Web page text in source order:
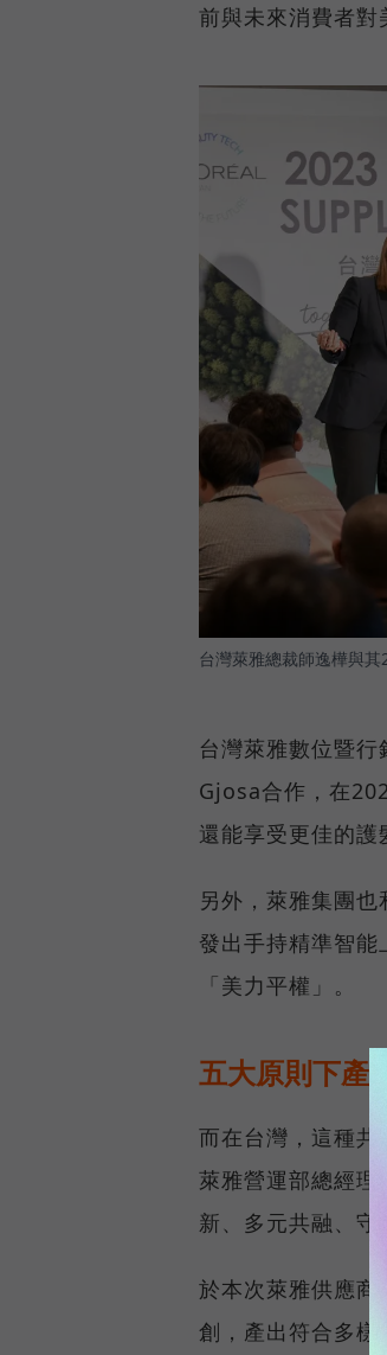
前與未來消費者對
台灣萊雅總裁師逸樺與
台灣萊雅數位暨
Gjosa合作，在
還能享受更佳的護
另外，萊雅集團
發出手持精準智
「美力平權」。
五大原則下產
而在台灣，這種共
萊雅營運部總經
新、多元共融、守
於本次萊雅供應
創，產出符合多